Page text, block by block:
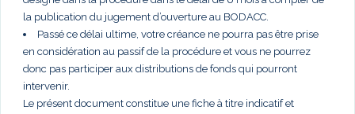
la publication du jugement d’ouverture au BODACC.
Passé ce délai ultime, votre créance ne pourra pas être prise
en considération au passif de la procédure et vous ne pourrez
donc pas participer aux distributions de fonds qui pourront
intervenir.
Le présent document constitue une fiche à titre indicatif et